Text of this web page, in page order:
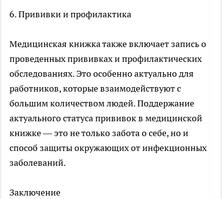
6. Прививки и профилактика
Медицинская книжка также включает запись о
проведенных прививках и профилактических
обследованиях. Это особенно актуально для
работников, которые взаимодействуют с
большим количеством людей. Поддержание
актуального статуса прививок в медицинской
книжке — это не только забота о себе, но и
способ защиты окружающих от инфекционных
заболеваний.
Заключение